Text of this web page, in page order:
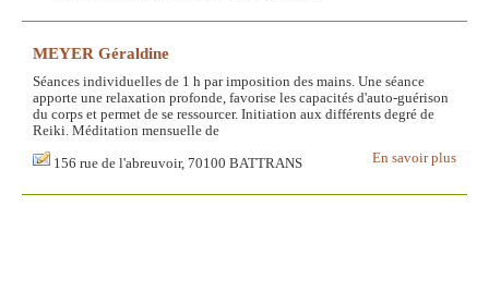
MEYER Géraldine
Séances individuelles de 1 h par imposition des mains. Une séance
apporte une relaxation profonde, favorise les capacités d'auto-guérison
du corps et permet de se ressourcer. Initiation aux différents degré de
Reiki. Méditation mensuelle de
En savoir plus
156 rue de l'abreuvoir, 70100 BATTRANS